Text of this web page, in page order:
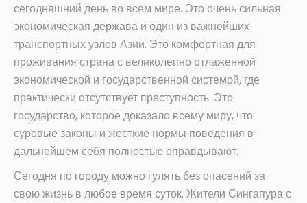
сегодняшний день во всем мире. Это очень сильная
экономическая держава и один из важнейших
транспортных узлов Азии. Это комфортная для
проживания страна с великолепно отлаженной
экономической и государственной системой, где
практически отсутствует преступность. Это
государство, которое доказало всему миру, что
суровые законы и жесткие нормы поведения в
дальнейшем себя полностью оправдывают.
Сегодня по городу можно гулять без опасений за
свою жизнь в любое время суток. Жители Сингапура с